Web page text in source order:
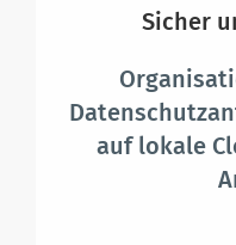
Sicher
auf lokale